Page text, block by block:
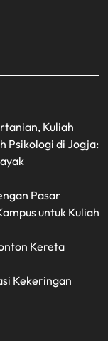
Kuliah
Psikologi di Jogja:
Pasar
untuk Kuliah
Kereta
Kekeringan